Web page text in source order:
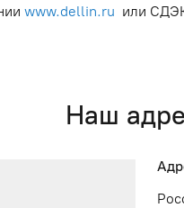
www.dellin.ru или
Наш